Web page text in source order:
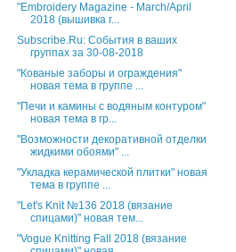
"Embroidery Magazine - March/April
2018 (вышивка г...
Subscribe.Ru: События в ваших
группах за 30-08-2018
"Кованые заборы и ограждения"
новая тема в группе ...
"Печи и камины с водяным контуром"
новая тема в гр...
"Возможности декоративной отделки
жидкими обоями" ...
"Укладка керамической плитки" новая
тема в группе ...
"Let's Knit №136 2018 (вязание
спицами)" новая тем...
"Vogue Knitting Fall 2018 (вязание